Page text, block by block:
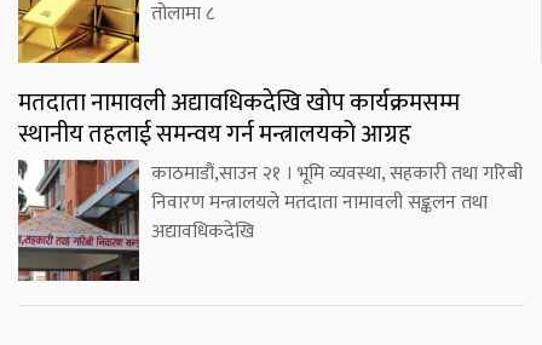
तोलामा ८
मतदाता नामावली अद्यावधिकदेखि खोप कार्यक्रमसम्म
स्थानीय तहलाई समन्वय गर्न मन्त्रालयको आग्रह
काठमाडौं,साउन २१ । भूमि व्यवस्था, सहकारी तथा गरिबी
निवारण मन्त्रालयले मतदाता नामावली सङ्कलन तथा
अद्यावधिकदेखि